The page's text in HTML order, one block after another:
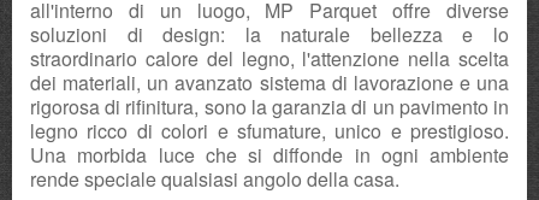
all'interno di un luogo, MP Parquet offre diverse
soluzioni di design: la naturale bellezza e lo
straordinario calore del legno, l'attenzione nella scelta
dei materiali, un avanzato sistema di lavorazione e una
rigorosa di rifinitura, sono la garanzia di un pavimento in
legno ricco di colori e sfumature, unico e prestigioso.
Una morbida luce che si diffonde in ogni ambiente
rende speciale qualsiasi angolo della casa.